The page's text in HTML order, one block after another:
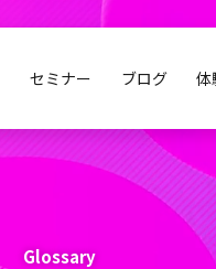
セミナー ブログ 体
Glossary